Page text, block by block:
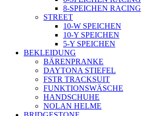
8-SPEICHEN RACING
STREET
10-W SPEICHEN
10-Y SPEICHEN
5-Y SPEICHEN
BEKLEIDUNG
BÄRENPRANKE
DAYTONA STIEFEL
FSTR TRACKSUIT
FUNKTIONSWÄSCHE
HANDSCHUHE
NOLAN HELME